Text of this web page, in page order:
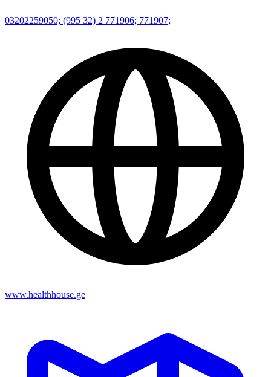
03202259050; (995 32) 2 771906; 771907;
www.healthhouse.ge